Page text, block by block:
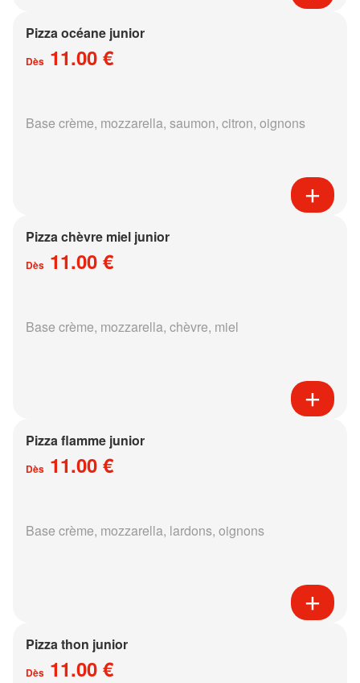
Pizza océane junior
Dès 11.00 €
Base crème, mozzarella, saumon, citron, oignons
Pizza chèvre miel junior
Dès 11.00 €
Base crème, mozzarella, chèvre, miel
Pizza flamme junior
Dès 11.00 €
Base crème, mozzarella, lardons, oignons
Pizza thon junior
Dès 11.00 €